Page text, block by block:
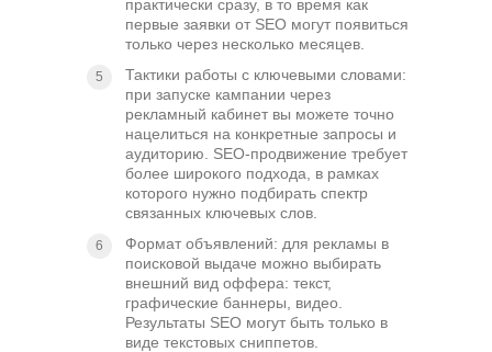
практически сразу, в то время как
первые заявки от SEO могут появиться
только через несколько месяцев.
Тактики работы с ключевыми словами:
при запуске кампании через
рекламный кабинет вы можете точно
нацелиться на конкретные запросы и
аудиторию. SEO-продвижение требует
более широкого подхода, в рамках
которого нужно подбирать спектр
связанных ключевых слов.
Формат объявлений: для рекламы в
поисковой выдаче можно выбирать
внешний вид оффера: текст,
графические баннеры, видео.
Результаты SEO могут быть только в
виде текстовых сниппетов.